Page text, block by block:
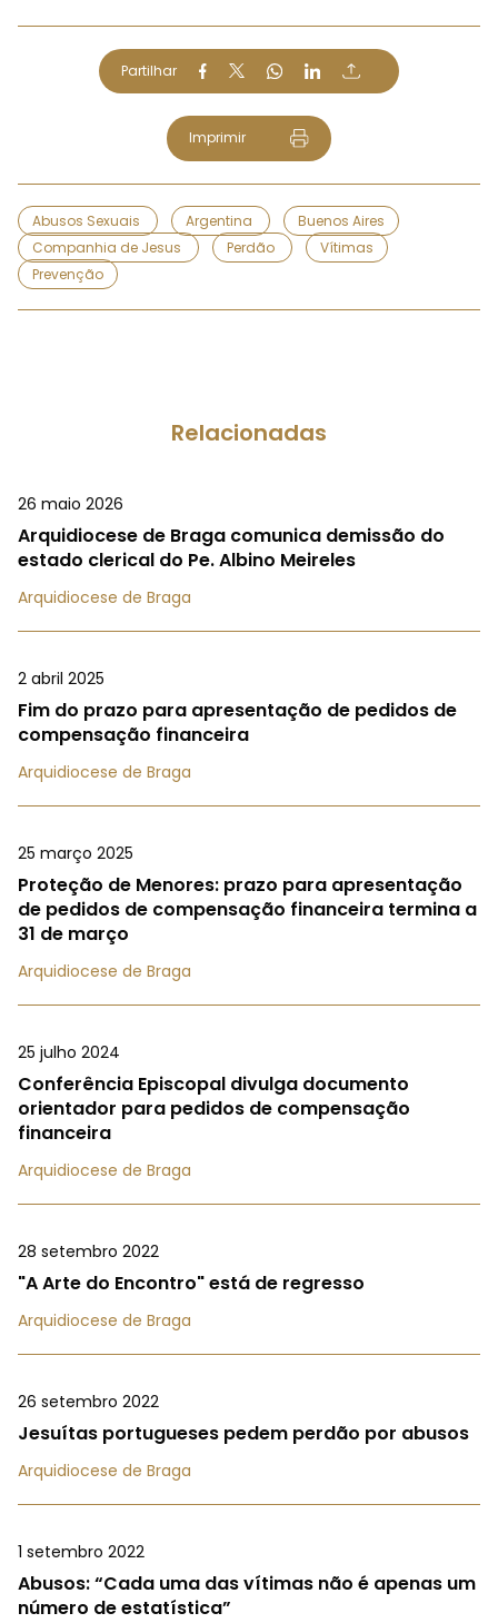
Partilhar
Imprimir
Abusos Sexuais Argentina
Buenos Aires
Companhia de Jesus
Perdão
Vítimas
Prevenção
Relacionadas
26 maio 2026
Arquidiocese de Braga comunica demissão do
estado clerical do Pe. Albino Meireles
Arquidiocese de Braga
2 abril 2025
Fim do prazo para apresentação de pedidos de
compensação financeira
Arquidiocese de Braga
25 março 2025
Proteção de Menores: prazo para apresentação
de pedidos de compensação financeira termina a
31 de março
Arquidiocese de Braga
25 julho 2024
Conferência Episcopal divulga documento
orientador para pedidos de compensação
financeira
Arquidiocese de Braga
28 setembro 2022
"A Arte do Encontro" está de regresso
Arquidiocese de Braga
26 setembro 2022
Jesuítas portugueses pedem perdão por abusos
Arquidiocese de Braga
1 setembro 2022
Abusos: “Cada uma das vítimas não é apenas um
número de estatística”